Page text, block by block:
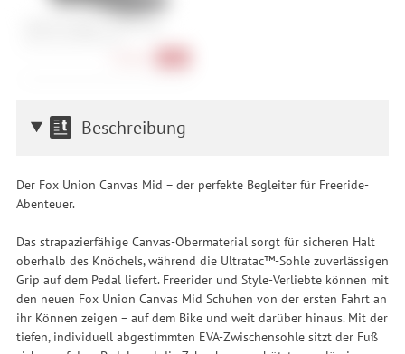
Beschreibung
Der Fox Union Canvas Mid – der perfekte Begleiter für Freeride-
Abenteuer.
Das strapazierfähige Canvas-Obermaterial sorgt für sicheren Halt
oberhalb des Knöchels, während die Ultratac™-Sohle zuverlässigen
Grip auf dem Pedal liefert. Freerider und Style-Verliebte können mit
den neuen Fox Union Canvas Mid Schuhen von der ersten Fahrt an
ihr Können zeigen – auf dem Bike und weit darüber hinaus. Mit der
tiefen, individuell abgestimmten EVA-Zwischensohle sitzt der Fuß